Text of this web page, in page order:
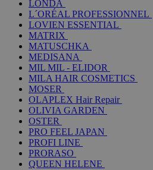
LONDA
L´ORÉAL PROFESSIONNEL
LOVIEN ESSENTIAL
MATRIX
MATUSCHKA
MEDISANA
MIL MIL - ELIDOR
MILA HAIR COSMETICS
MOSER
OLAPLEX Hair Repair
OLIVIA GARDEN
OSTER
PRO FEEL JAPAN
PROFI LINE
PRORASO
QUEEN HELENE